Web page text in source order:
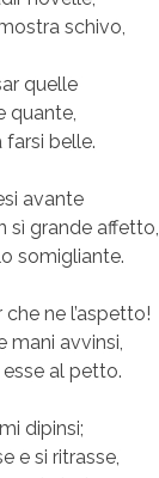
schivo,
quelle
quante,
farsi belle.
avante
sì grande affetto,
somigliante.
ne l’aspetto!
mani avvinsi,
al petto.
dipinsi;
e si ritrasse,